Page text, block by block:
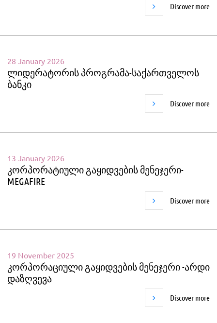
Discover more
28 January 2026
ლიდერატორის პროგრამა-საქართველოს
ბანკი
Discover more
13 January 2026
კორპორატიული გაყიდვების მენეჯერი-
MEGAFIRE
Discover more
19 November 2025
კორპორაციული გაყიდვების მენეჯერი -არდი
დაზღვევა
Discover more